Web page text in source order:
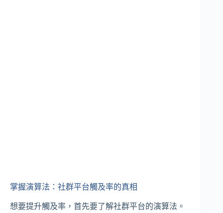
掌握演算法：社群平台觸及率的真相
想要提升觸及率，首先要了解社群平台的演算法。